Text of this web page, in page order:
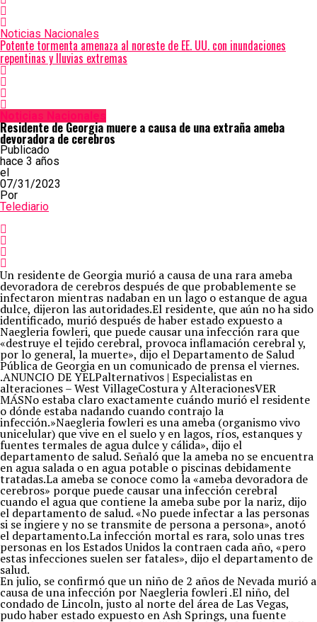
Noticias Nacionales
Potente tormenta amenaza al noreste de EE. UU. con inundaciones
repentinas y lluvias extremas
Noticias Nacionales
Residente de Georgia muere a causa de una extraña ameba
devoradora de cerebros
Publicado
hace 3 años
el
07/31/2023
Por
Telediario
Un residente de Georgia murió a causa de una rara ameba
devoradora de cerebros después de que probablemente se
infectaron mientras nadaban en un lago o estanque de agua
dulce, dijeron las autoridades.El residente, que aún no ha sido
identificado, murió después de haber estado expuesto a
Naegleria fowleri, que puede causar una infección rara que
«destruye el tejido cerebral, provoca inflamación cerebral y,
por lo general, la muerte», dijo el Departamento de Salud
Pública de Georgia en un comunicado de prensa el viernes.
.ANUNCIO DE YELPalternativos | Especialistas en
alteraciones – West VillageCostura y AlteracionesVER
MÁSNo estaba claro exactamente cuándo murió el residente
o dónde estaba nadando cuando contrajo la
infección.»Naegleria fowleri es una ameba (organismo vivo
unicelular) que vive en el suelo y en lagos, ríos, estanques y
fuentes termales de agua dulce y cálida», dijo el
departamento de salud. Señaló que la ameba no se encuentra
en agua salada o en agua potable o piscinas debidamente
tratadas.La ameba se conoce como la «ameba devoradora de
cerebros» porque puede causar una infección cerebral
cuando el agua que contiene la ameba sube por la nariz, dijo
el departamento de salud. «No puede infectar a las personas
si se ingiere y no se transmite de persona a persona», anotó
el departamento.La infección mortal es rara, solo unas tres
personas en los Estados Unidos la contraen cada año, «pero
estas infecciones suelen ser fatales», dijo el departamento de
salud.
En julio, se confirmó que un niño de 2 años de Nevada murió a
causa de una infección por Naegleria fowleri .El niño, del
condado de Lincoln, justo al norte del área de Las Vegas,
pudo haber estado expuesto en Ash Springs, una fuente